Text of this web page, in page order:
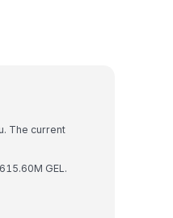
The current
GEL.